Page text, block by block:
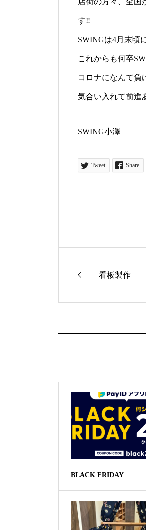
す‼️
SWINGは4月末頃
これからも何卒
コロナになんて負
気合い入れて前進
SWING小澤
Tweet Share
看板製作
BLACK FRIDAY